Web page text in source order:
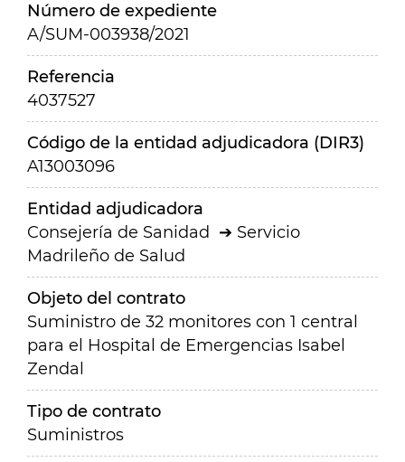
Número de expediente
A/SUM-003938/2021
Referencia
4037527
Código de la entidad adjudicadora (DIR3)
A13003096
Entidad adjudicadora
Consejería de Sanidad
Servicio
Madrileño de Salud
Objeto del contrato
Suministro de 32 monitores con 1 central
para el Hospital de Emergencias Isabel
Zendal
Tipo de contrato
Suministros